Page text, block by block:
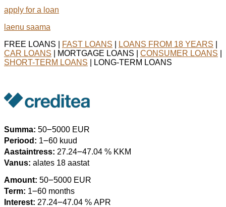
apply for a loan
laenu saama
FREE LOANS |
FAST LOANS LOANS FROM 18 YEARS
CAR LOANS | MORTGAGE LOANS | CONSUMER LOANS
SHORT-TERM LOANS | LONG-TERM LOANS
Summa: 50౼5000 EUR
Periood: 1౼60 kuud
Aastaintress: 27.24౼47.04 % KKM
Vanus: alates 18 aastat
Amount: 50౼5000 EUR
Term: 1౼60 months
Interest: 27.24౼47.04 % APR